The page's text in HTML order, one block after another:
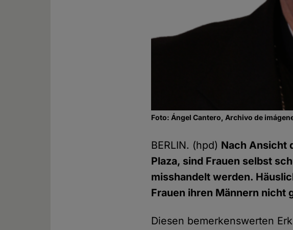
Foto: Ángel Cantero, Archivo de
BERLIN. (hpd) Nach Ansicht
Plaza, sind Frauen selbst
misshandelt werden.
Frauen ihren Männern nicht
Diesen bemerkenswerten